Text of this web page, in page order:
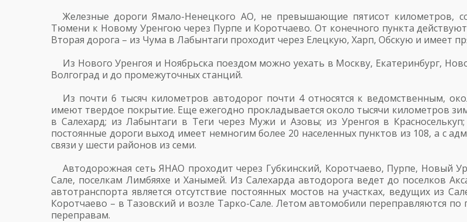
Железные дороги Ямало-Ненецкого АО, не превышающие пятисот километров,
Тюмени к Новому Уренгою через Пурпе и Коротчаево. От конечного пункта
Вторая дорога – из Чума в Лабынтаги проходит через Елецкую, Харп, Обскую и имеет
Из Нового Уренгоя и Ноябрьска поездом можно уехать в Москву, Екатеринбург,
Волгоград и до промежуточных станций.
Из почти 6 тысяч километров автодорог почти 4 относятся к ведомственным,
имеют твердое покрытие. Еще ежегодно прокладывается около тысячи километров
в Салехард; из Лабынтаги в Теги через Мужи и Азовы; из Уренгоя в
постоянные дороги выход имеет немногим более 20 населенных пунктов из 108, а с
связи у шести районов из семи.
Автодорожная сеть ЯНАО проходит через Губкинский, Коротчаево, Пурпе, Новый
Сале, поселкам Лимбяяхе и Ханымей. Из Салехарда автодорога ведет до поселков
автотранспорта является отсутствие постоянных мостов на участках, ведущих из
Коротчаево – в Тазовский и возле Тарко-Сале. Летом автомобили переправляются
переправам.